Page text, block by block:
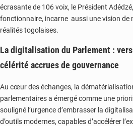
écrasante de 106 voix, le Président
fonctionnaire, incarne aussi une vision de
réalités togolaises.
La digitalisation du Parlement :
célérité accrues de gouvernance
Au cœur des échanges, la
parlementaires a émergé comme une
souligné l’urgence d’embrasser la
d’outils modernes, capables d’accélérer